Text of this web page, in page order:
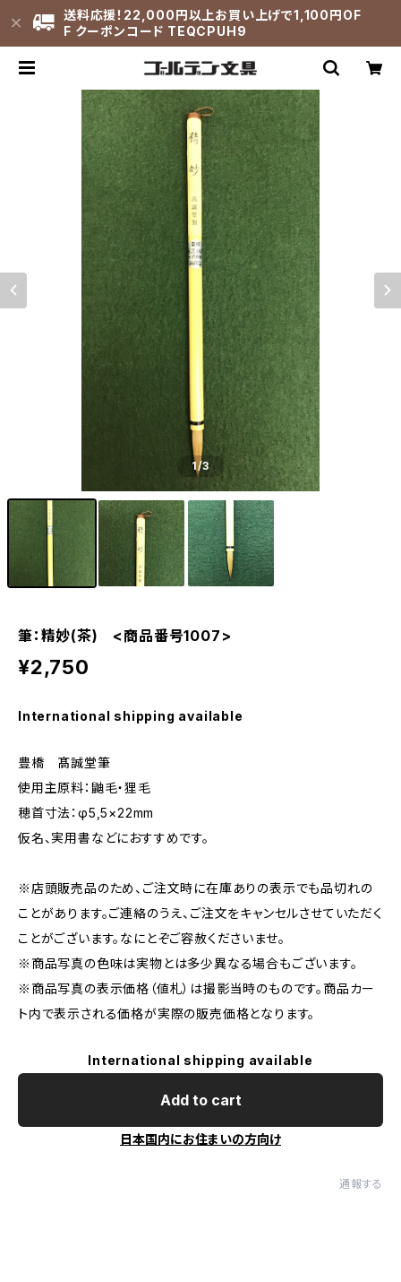
送料応援！22,000円以上お買い上げで1,100円OF
F クーポンコード TEQCPUH9
1/3
筆：精妙(茶) <商品番号1007>
¥2,750
International shipping available
豊橋 髙誠堂筆
使用主原料：鼬毛・狸毛
穂首寸法：φ5,5×22mm
仮名、実用書などにおすすめです。
※店頭販売品のため、ご注文時に在庫ありの表示でも品切れの
ことがあります。ご連絡のうえ、ご注文をキャンセルさせていただく
ことがございます。なにとぞご容赦くださいませ。
※商品写真の色味は実物とは多少異なる場合もございます。
※商品写真の表示価格（値札）は撮影当時のものです。商品カー
ト内で表示される価格が実際の販売価格となります。
International shipping available
Add to cart
日本国内にお住まいの方向け
通報する